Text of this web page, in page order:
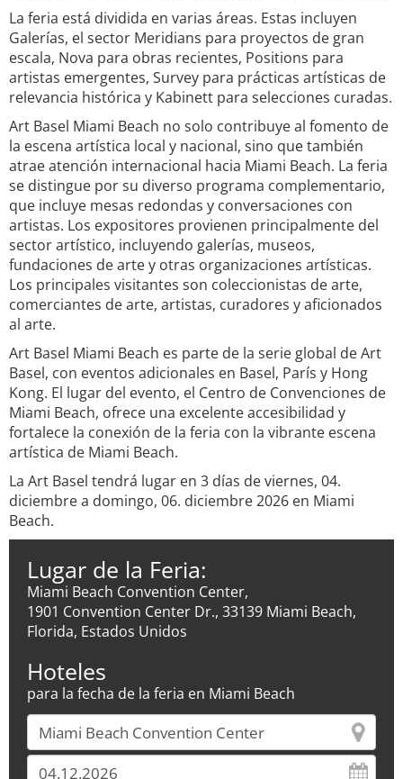
La feria está dividida en varias áreas. Estas incluyen
Galerías, el sector Meridians para proyectos de gran
escala, Nova para obras recientes, Positions para
artistas emergentes, Survey para prácticas artísticas de
relevancia histórica y Kabinett para selecciones curadas.
Art Basel Miami Beach no solo contribuye al fomento de
la escena artística local y nacional, sino que también
atrae atención internacional hacia Miami Beach. La feria
se distingue por su diverso programa complementario,
que incluye mesas redondas y conversaciones con
artistas. Los expositores provienen principalmente del
sector artístico, incluyendo galerías, museos,
fundaciones de arte y otras organizaciones artísticas.
Los principales visitantes son coleccionistas de arte,
comerciantes de arte, artistas, curadores y aficionados
al arte.
Art Basel Miami Beach es parte de la serie global de Art
Basel, con eventos adicionales en Basel, París y Hong
Kong. El lugar del evento, el Centro de Convenciones de
Miami Beach, ofrece una excelente accesibilidad y
fortalece la conexión de la feria con la vibrante escena
artística de Miami Beach.
La Art Basel tendrá lugar en 3 días de viernes, 04.
diciembre a domingo, 06. diciembre 2026 en Miami
Beach.
Lugar de la Feria:
Miami Beach Convention Center,
1901 Convention Center Dr., 33139 Miami Beach,
Florida, Estados Unidos
Hoteles
para la fecha de la feria en Miami Beach